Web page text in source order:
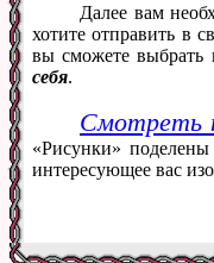
Далее вам
хотите отправить в
вы сможете выбрать
себя.
Смотреть
«Рисунки»
интересующее вас